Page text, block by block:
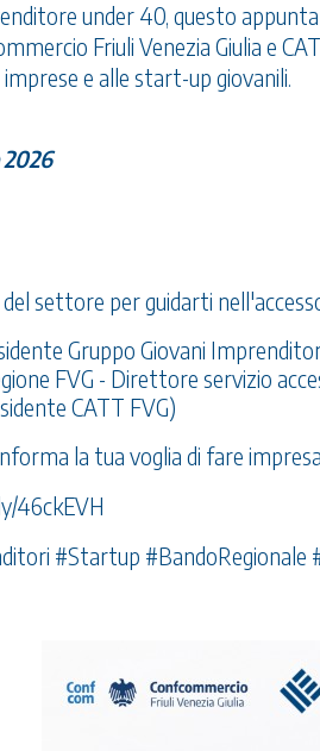
under 40, questo
Friuli Venezia Giulia e
e alle start-up giovanili.
settore per guidarti
Gruppo Giovani
FVG - Direttore servizio
CATT FVG)
la tua voglia di fare
46ckEVH
#Startup